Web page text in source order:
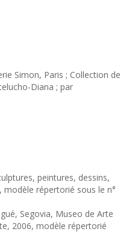
Simon, Paris ; Collection de
Diana ; par
peintures, dessins,
modèle répertorié sous le n°
Segovia, Museo de Arte
2006, modèle répertorié